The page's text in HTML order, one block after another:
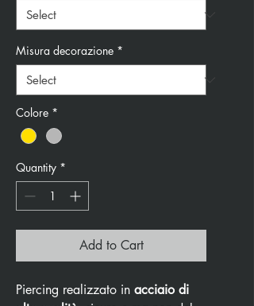
Misura decorazione *
Colore *
Quantity *
Add to Cart
Piercing realizzato in acciaio di